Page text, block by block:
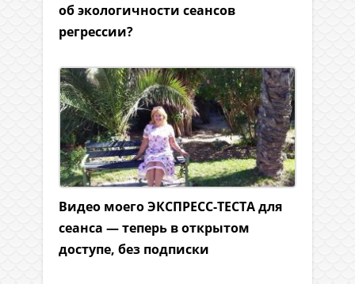
об экологичности сеансов
регрессии?
Видео моего ЭКСПРЕСС-ТЕСТА для
сеанса — теперь в открытом
доступе, без подписки